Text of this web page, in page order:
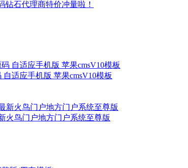
适应手机版 苹果cmsV10模板
火鸟门户地方门户系统至尊版